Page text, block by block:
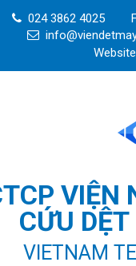
024 3862 4025
VIỆN
CỨU
VIETNAM